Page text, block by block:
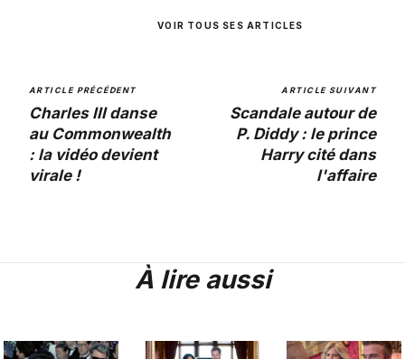
VOIR TOUS SES ARTICLES
ARTICLE PRÉCÉDENT
Charles III danse
au Commonwealth
: la vidéo devient
virale !
ARTICLE SUIVANT
Scandale autour de
P. Diddy : le prince
Harry cité dans
l'affaire
À lire aussi